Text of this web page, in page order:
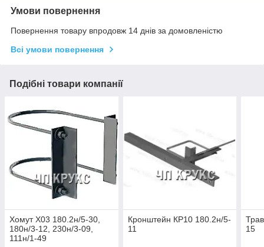
Умови повернення
Повернення товару впродовж 14 днів за домовленістю
Всі умови повернення
Подібні товари компанії
Хомут Х03 180.2н/5-30,
180н/3-12, 230н/3-09,
111н/1-49
Кронштейн КР10 180.2н/5-
11
15